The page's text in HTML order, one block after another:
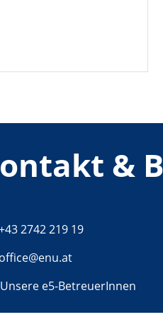
&
2742 219 19
Mail:
Unsere e5-BetreuerInnen